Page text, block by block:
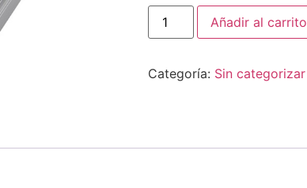
Añadir al carrito
Categoría: Sin categorizar